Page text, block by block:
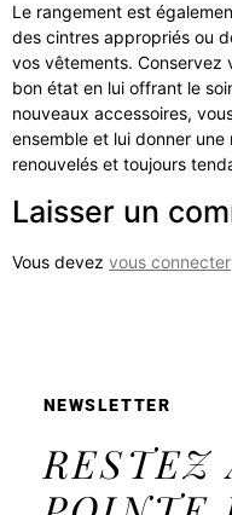
Le rangement est
des cintres appropriés ou
vos vêtements. Conservez
bon état en lui offrant le
nouveaux accessoires,
ensemble et lui donner
renouvelés et toujours
Laisser un
Vous devez vous connecter
NEWSLETTER
RESTEZ